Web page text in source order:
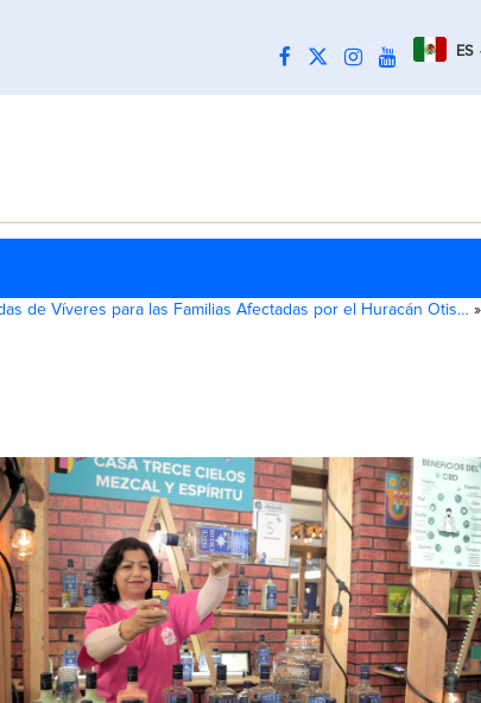
ES
de Víveres para las Familias Afectadas por el Huracán Otis… »